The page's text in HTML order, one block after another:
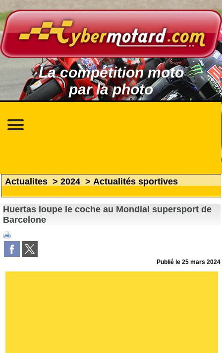
La compétition moto
par la photo
Actualites > 2024 > Actualités sportives
Huertas loupe le coche au Mondial supersport de
Barcelone
Publié le25 mars 2024